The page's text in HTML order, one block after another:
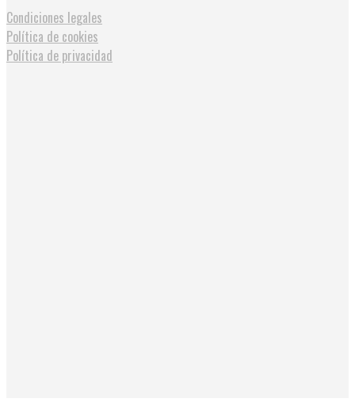
Condiciones legales
Política de cookies
Política de privacidad